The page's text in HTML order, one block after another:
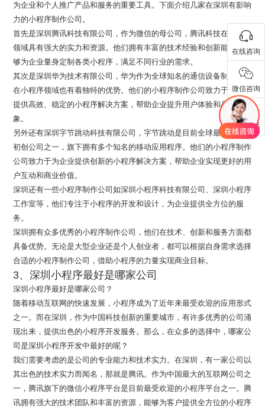
为企业和个人推广产品和服务的重要工具。下面介绍几家在深圳有影响
力的小程序制作公司。
首先是深圳腾讯科技有限公司，作为微信的母公司，腾讯科技在小程序
领域具有强大的实力和资源。他们拥有丰富的技术经验和创新能力，能
够为企业量身定制各类小程序，满足不同行业的需求。
其次是深圳华为技术有限公司，华为作为全球知名的通信设备制造商，
在小程序领域也有着独特的优势。他们的小程序制作公司致力于为企业
提供高效、稳定的小程序解决方案，帮助企业提升用户体验和品牌形
象。
另外还有深圳字节跳动科技有限公司，字节跳动是目前全球最有价值的
初创公司之一，旗下拥有多个知名的移动应用程序。他们的小程序制作
公司致力于为企业提供创新的小程序解决方案，帮助企业实现更好的用
户互动和商业价值。
深圳还有一些小程序制作公司如深圳小程序科技有限公司、深圳小程序
工作室等，他们专注于小程序的开发和设计，为企业提供全方位的服
务。
深圳拥有众多优秀的小程序制作公司，他们在技术、创新和服务方面都
具备优势。无论是大型企业还是个人创业者，都可以根据自身需求选择
合适的小程序制作公司，借助小程序的力量实现商业目标。
3、深圳小程序最好是哪家公司
深圳小程序最好是哪家公司？
随着移动互联网的快速发展，小程序成为了近年来最受欢迎的应用形式
之一。而在深圳，作为中国科技创新的重要城市，有许多优秀的公司涌
现出来，提供出色的小程序开发服务。那么，在众多的选择中，哪家公
司是深圳小程序开发中最好的呢？
我们需要考虑的是公司的专业能力和技术实力。在深圳，有一家公司以
其出色的技术实力而闻名，那就是腾讯。作为中国最大的互联网公司之
一，腾讯旗下的微信小程序平台是目前最受欢迎的小程序平台之一。腾
讯拥有强大的技术团队和丰富的资源，能够为客户提供全方位的小程序
在线咨询
微信咨询
联系电话